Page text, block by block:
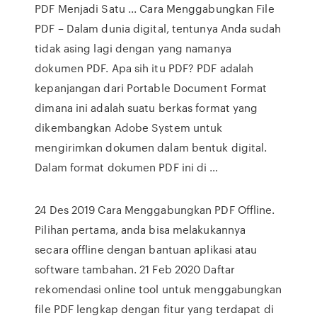
PDF Menjadi Satu ... Cara Menggabungkan File
PDF – Dalam dunia digital, tentunya Anda sudah
tidak asing lagi dengan yang namanya
dokumen PDF. Apa sih itu PDF? PDF adalah
kepanjangan dari Portable Document Format
dimana ini adalah suatu berkas format yang
dikembangkan Adobe System untuk
mengirimkan dokumen dalam bentuk digital.
Dalam format dokumen PDF ini di …
24 Des 2019 Cara Menggabungkan PDF Offline.
Pilihan pertama, anda bisa melakukannya
secara offline dengan bantuan aplikasi atau
software tambahan. 21 Feb 2020 Daftar
rekomendasi online tool untuk menggabungkan
file PDF lengkap dengan fitur yang terdapat di